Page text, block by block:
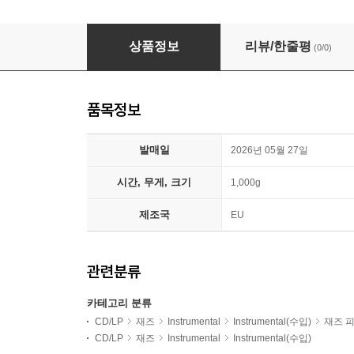
Bill Evans (빌 에반스) - At the BBC
상품정보 리뷰/한줄평 (0/0)
품목정보
발매일 2026년 05월 27일
시간, 무게, 크기 1,000g
제조국 EU
관련분류
카테고리 분류
CD/LP 재즈 Instrumental Instrumental(수입)
재즈
CD/LP
재즈 Instrumental Instrumental(수입)